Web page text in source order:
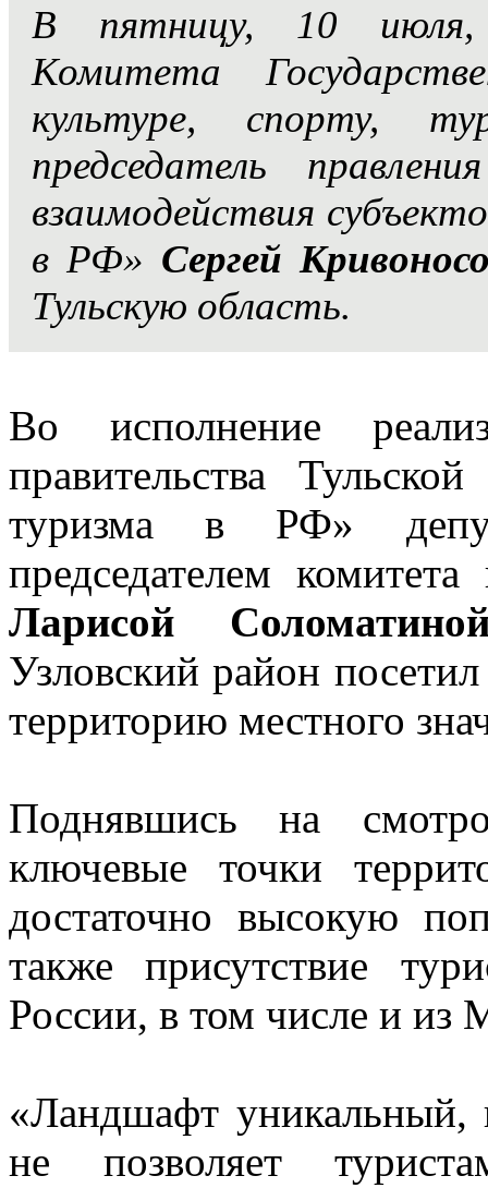
В пятницу, 10 июля,
Комитета
культуре, спорту,
председатель
взаимодействия
в РФ» Сергей
Тульскую область.
Во исполнение
правительства
туризма в РФ»
председателем
Ларисой
Узловский район
территорию местного
Поднявшись на
ключевые точки
достаточно высокую
также присутствие
России, в том числе и из
«Ландшафт уникальный,
не позволяет